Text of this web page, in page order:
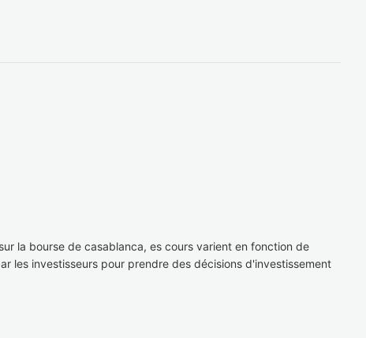
la bourse de casablanca, es cours varient en fonction de
les investisseurs pour prendre des décisions d'investissement